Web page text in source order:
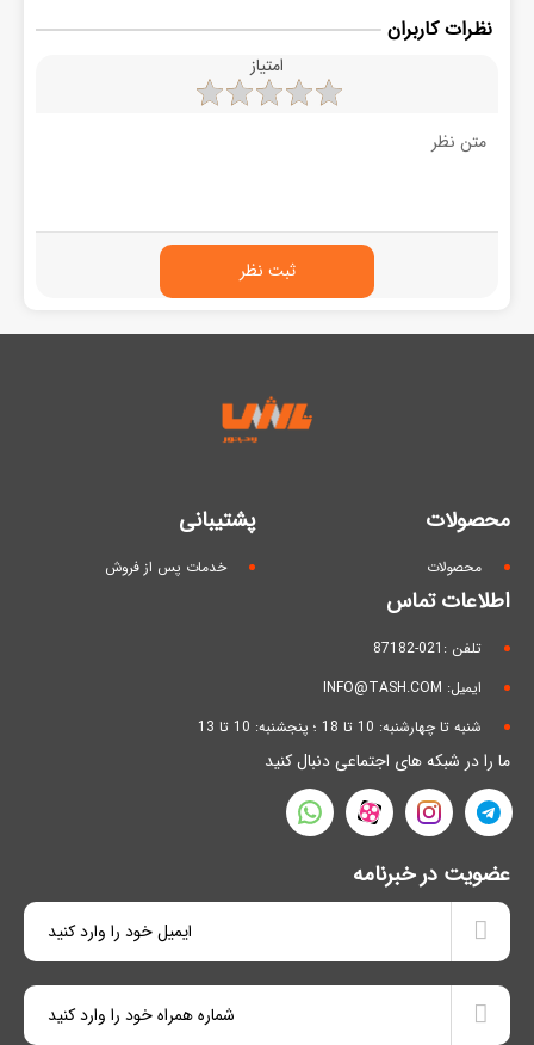
نظرات کاربران
امتیاز
ثبت نظر
محصولات
محصولات
پشتیبانی
خدمات پس از فروش
اطلاعات تماس
تلفن :021-87182
ایمیل: INFO@TASH.COM
شنبه تا چهارشنبه: 10 تا 18 ؛ پنجشنبه: 10 تا 13
ما را در شبکه های اجتماعی دنبال کنید
عضویت در خبرنامه